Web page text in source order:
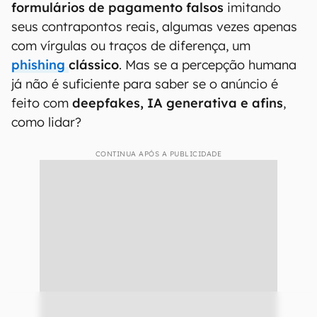
formulários de pagamento falsos imitando
seus contrapontos reais, algumas vezes apenas
com vírgulas ou traços de diferença, um
phishing clássico. Mas se a percepção humana
já não é suficiente para saber se o anúncio é
feito com deepfakes, IA generativa e afins,
como lidar?
CONTINUA APÓS A PUBLICIDADE